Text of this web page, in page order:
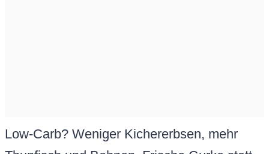
Low-Carb? Weniger Kichererbsen, mehr